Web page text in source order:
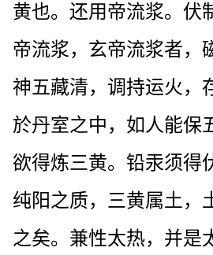
黄也。还用帝流浆。伏
帝流浆，玄帝流浆者，
神五藏清，调持运火，
於丹室之中，如人能保
欲得炼三黄。铅汞须得
纯阳之质，三黄属土，
之矣。兼性太热，并是